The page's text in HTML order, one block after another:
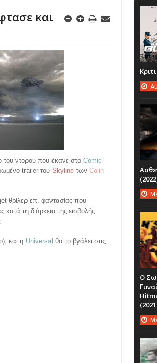
και
ντόρου που έκανε στο Comic
trailer του Skyline των Colin
θρίλερ επ. φαντασίας που
κατά τη διάρκεια της εισβολής
και η Universal θα το βγάλει στις
Ο